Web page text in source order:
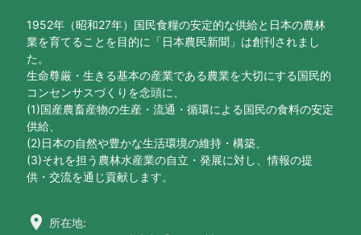
1952年（昭和27年）国民食糧の安定的な供給と日本の農林
業を育てることを目的に「日本農民新聞」は創刊されまし
た。
生命尊厳・生きる基本の産業である農業を大切にする国民的
コンセンサスづくりを念頭に、
(1)国産農畜産物の生産・流通・循環による国民の食料の安定
供給、
(2)日本の自然や豊かな生活環境の維持・構築、
(3)それを担う農林水産業の自立・発展に対し、情報の提
供・交流を通じ貢献します。
location_on 所在地: